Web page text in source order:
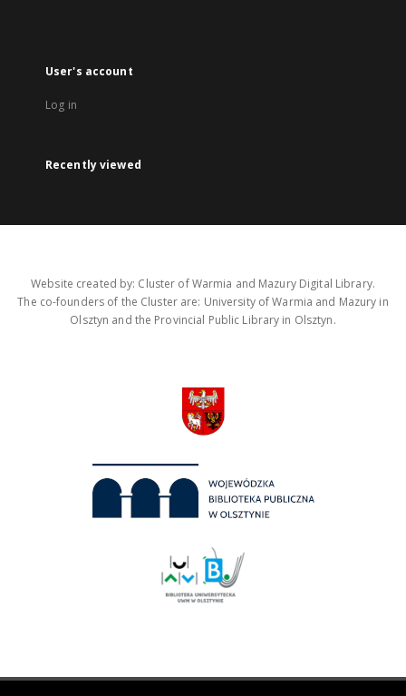
User's account
Log in
Recently viewed
Website created by: Cluster of Warmia and Mazury Digital Library.
The co-founders of the Cluster are: University of Warmia and Mazury in
Olsztyn and the Provincial Public Library in Olsztyn.